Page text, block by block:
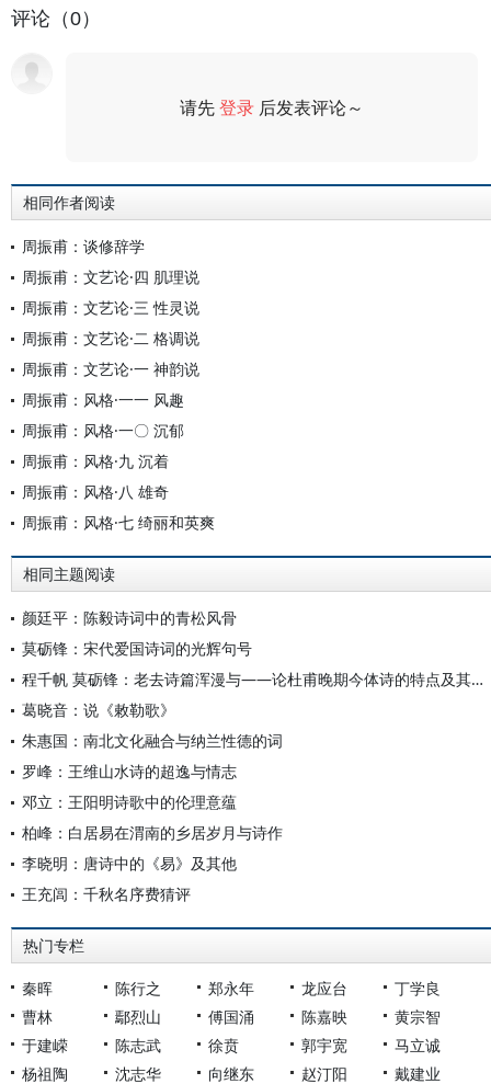
评论（0）
请先登录 后发表评论～
相同作者阅读
周振甫：谈修辞学
周振甫：文艺论·四 肌理说
周振甫：文艺论·三 性灵说
周振甫：文艺论·二 格调说
周振甫：文艺论·一 神韵说
周振甫：风格·一一 风趣
周振甫：风格·一〇 沉郁
周振甫：风格·九 沉着
周振甫：风格·八 雄奇
周振甫：风格·七 绮丽和英爽
相同主题阅读
颜廷平：陈毅诗词中的青松风骨
莫砺锋：宋代爱国诗词的光辉句号
程千帆 莫砺锋：老去诗篇浑漫与——论杜甫晚期今体诗的特点及其对宋人的影响
葛晓音：说《敕勒歌》
朱惠国：南北文化融合与纳兰性德的词
罗峰：王维山水诗的超逸与情志
邓立：王阳明诗歌中的伦理意蕴
柏峰：白居易在渭南的乡居岁月与诗作
李晓明：唐诗中的《易》及其他
王充闾：千秋名序费猜评
热门专栏
秦晖 陈行之 郑永年 龙应台
丁学良
曹林
鄢烈山 傅国涌 陈嘉映
黄宗智
于建嵘
陈志武 徐贲 郭宇宽
马立诚
杨祖陶
沈志华 向继东 赵汀阳 戴建业